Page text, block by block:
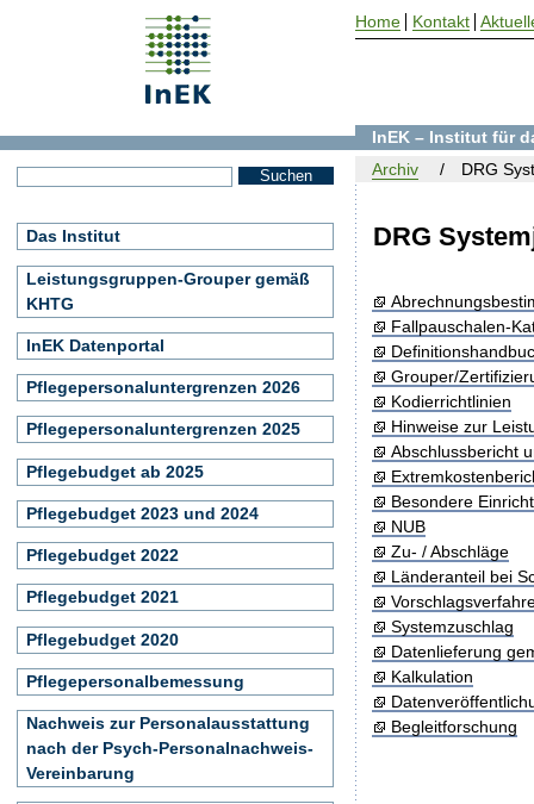
DRG
Fallpauschalen-
Grouper/
Kodierrichtlinien
Hinweise zur
Abschlussbericht
Besondere
NUB
Zu- / Abschläge
Länderanteil bei
Systemzuschlag
Datenlieferung
Kalkulation
Begleitforschung
InEK – Institut für
Archiv
DRG
Das Institut
Leistungsgruppen-Grouper gemäß
KHTG
InEK Datenportal
Pflegepersonaluntergrenzen 2026
Pflegepersonaluntergrenzen 2025
Pflegebudget ab 2025
Pflegebudget 2023 und 2024
Pflegebudget 2022
Pflegebudget 2021
Pflegebudget 2020
Pflegepersonalbemessung
Nachweis zur Personalausstattung
nach der Psych-Personalnachweis-
Vereinbarung
Home Kontakt